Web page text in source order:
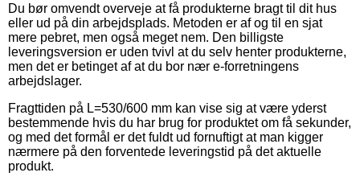
Du bør omvendt overveje at få produkterne bragt til dit hus
eller ud på din arbejdsplads. Metoden er af og til en sjat
mere pebret, men også meget nem. Den billigste
leveringsversion er uden tvivl at du selv henter produkterne,
men det er betinget af at du bor nær e-forretningens
arbejdslager.
Fragttiden på L=530/600 mm kan vise sig at være yderst
bestemmende hvis du har brug for produktet om få sekunder,
og med det formål er det fuldt ud fornuftigt at man kigger
nærmere på den forventede leveringstid på det aktuelle
produkt.